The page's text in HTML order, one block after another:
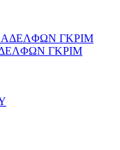
ΓΚΡΙΜ